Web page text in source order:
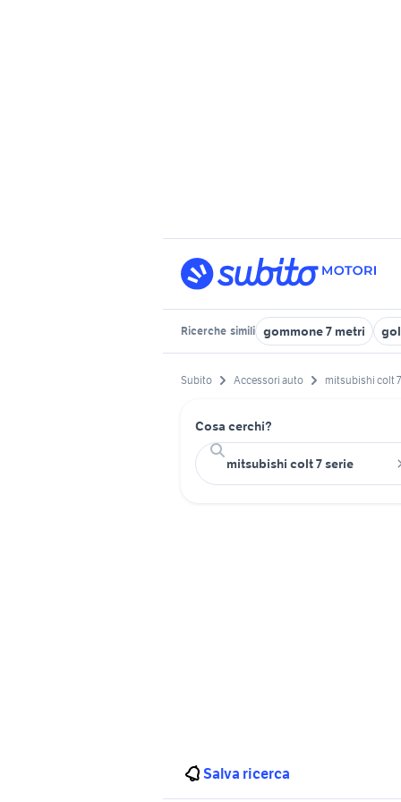
Ricerche simili gommone 7 metri
Subito Accessori auto mitsubishi colt
Cosa cerchi?
Salva ricerca